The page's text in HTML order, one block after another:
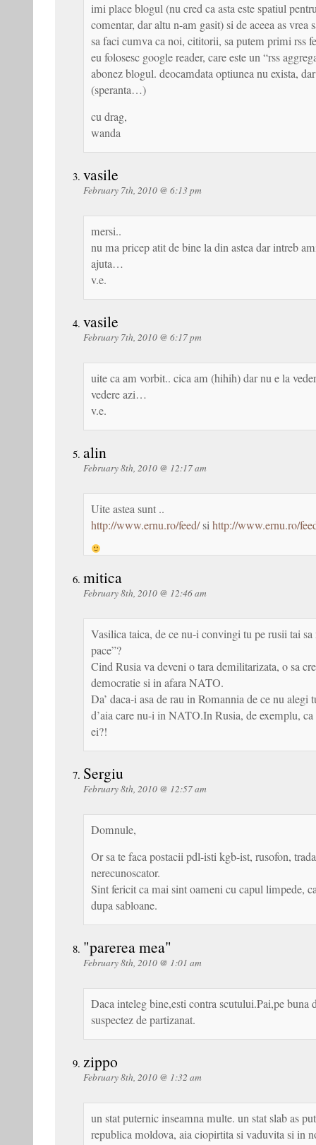
imi place blogul (nu cred ca asta este spatiul
comentar, dar altu n-am gasit) si de aceea as vrea
sa faci cumva ca noi, cititorii, sa putem primi rss
eu folosesc google reader, care este un “rss
abonez blogul. deocamdata optiunea nu exista,
(speranta…)
cu drag,
wanda
vasile
February 7th, 2010 @ 6:13 pm
mersi..
nu ma pricep atit de bine la din astea dar intreb
ajuta…
v.e.
vasile
February 7th, 2010 @ 6:17 pm
uite ca am vorbit.. cica am (hihih) dar nu e la
vedere azi…
v.e.
alin
February 8th, 2010 @ 12:17 am
Uite astea sunt ..
http://www.ernu.ro/feed/sihttp://www.ernu.ro/
mitica
February 8th, 2010 @ 12:46 am
Vasilica taica, de ce nu-i convingi tu pe rusii tai
pace”?
Cind Rusia va deveni o tara demilitarizata, o sa
democratie si in afara NATO.
Da’ daca-i asa de rau in Romannia de ce nu alegi
d’aia care nu-i in NATO.In Rusia, de exemplu,
ei?!
Sergiu
February 8th, 2010 @ 12:57 am
Domnule,
Or sa te faca postacii pdl-isti kgb-ist, rusofon,
nerecunoscator.
Sint fericit ca mai sint oameni cu capul limpede,
dupa sabloane.
"parerea mea"
February 8th, 2010 @ 1:01 am
Daca inteleg bine,esti contra scutului.Pai,pe buna
suspectez de partizanat.
zippo
February 8th, 2010 @ 1:32 am
un stat puternic inseamna multe. un stat slab as
republica moldova, aia ciopirtita si vaduvita si in